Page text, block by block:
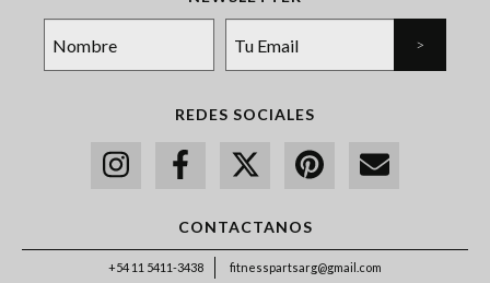
REDES SOCIALES
CONTACTANOS
+54 11 5411-3438 fitnesspartsarg@gmail.com